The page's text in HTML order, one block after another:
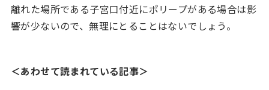
離れた場所である子宮口付近にポリープがある場合は影
響が少ないので、無理にとることはないでしょう。
＜あわせて読まれている記事＞